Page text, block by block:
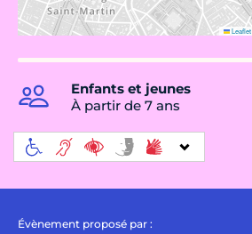
Leaflet
Enfants et jeunes
À partir de 7 ans
Évènement proposé par :